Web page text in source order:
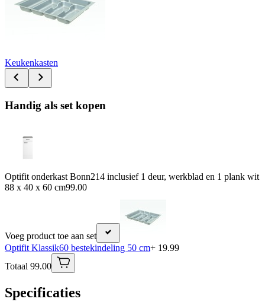
Keukenkasten
Handig als set kopen
Optifit onderkast Bonn214 inclusief 1 deur, werkblad en 1 plank wit
88 x 40 x 60 cm99.00
Voeg product toe aan set
Optifit Klassik60 bestekindeling 50 cm+ 19.99
Totaal 99.00
Specificaties